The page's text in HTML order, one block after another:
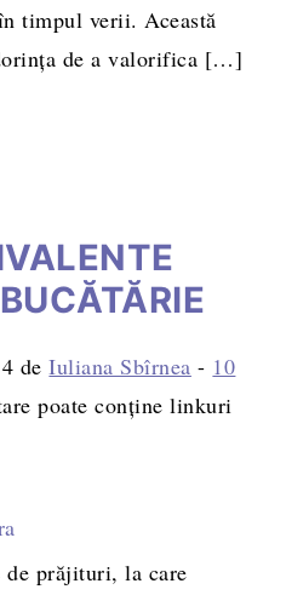
timpul verii. Această
de a valorifica […]
deIuliana Sbîrnea - 10
poate conține linkuri
de prăjituri, la care